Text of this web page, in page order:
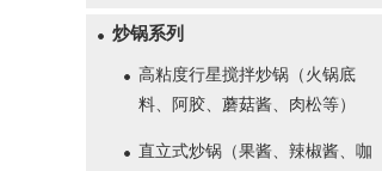
炒锅系列
高粘度行星搅拌炒锅（火锅底
料、阿胶、蘑菇酱、肉松等）
直立式炒锅（果酱、辣椒酱、咖